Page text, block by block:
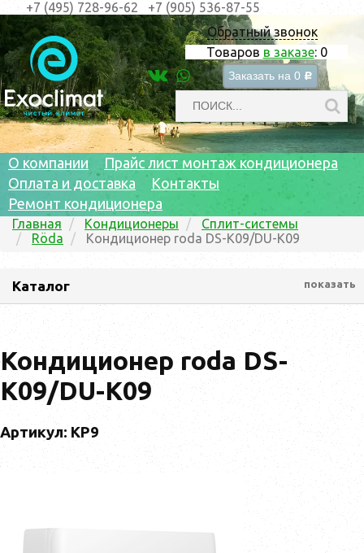
Обратный звонок
Товаров в заказе: 0
Заказать на 0 c
+7 (495) 728-96-62 +7 (905) 536-87-55
О компании
Прайс лист монтаж кондиционера
Оплата и доставка
Контакты
Ремонт кондиционера
Главная Кондиционеры
Сплит-системы
Röda
Кондиционер roda DS-K09/DU-K09
Каталог показать
Кондиционер roda DS-
K09/DU-K09
Артикул: KP9